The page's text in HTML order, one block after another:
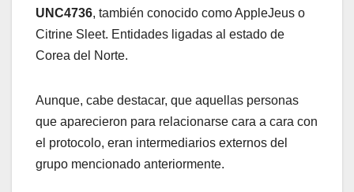
UNC4736, también conocido como AppleJeus o
Citrine Sleet. Entidades ligadas al estado de
Corea del Norte.
Aunque, cabe destacar, que aquellas personas
que aparecieron para relacionarse cara a cara con
el protocolo, eran intermediarios externos del
grupo mencionado anteriormente.